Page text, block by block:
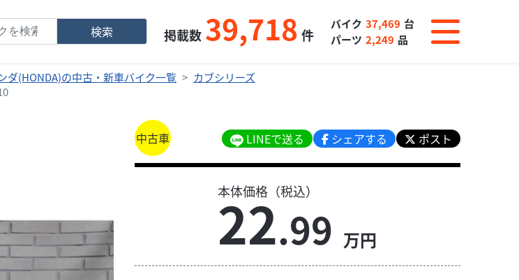
検索 掲載数 39,718 件
バイク 37,469 台
パーツ 2,249 品
ダ(HONDA)の中古・新車バイク一覧
カブシリーズ
中古車 LINEで送る シェアする ポスト
本体価格（税込）
22.99 万円